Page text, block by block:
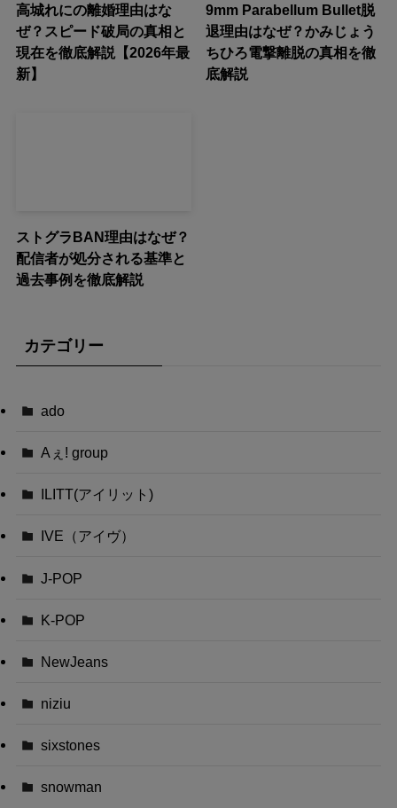
高城れにの離婚理由はな
ぜ？スピード破局の真相と
現在を徹底解説【2026年最
新】
9mm Parabellum Bullet脱
退理由はなぜ？かみじょう
ちひろ電撃離脱の真相を徹
底解説
ストグラBAN理由はなぜ？
配信者が処分される基準と
過去事例を徹底解説
カテゴリー
ado
Aぇ! group
ILITT(アイリット)
IVE（アイヴ）
J-POP
K-POP
NewJeans
niziu
sixstones
snowman